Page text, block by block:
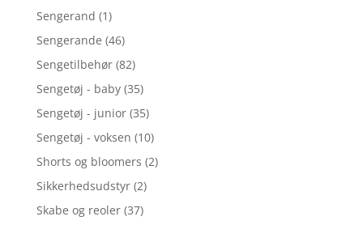
Sengerand (1)
Sengerande (46)
Sengetilbehør (82)
Sengetøj - baby (35)
Sengetøj - junior (35)
Sengetøj - voksen (10)
Shorts og bloomers (2)
Sikkerhedsudstyr (2)
Skabe og reoler (37)